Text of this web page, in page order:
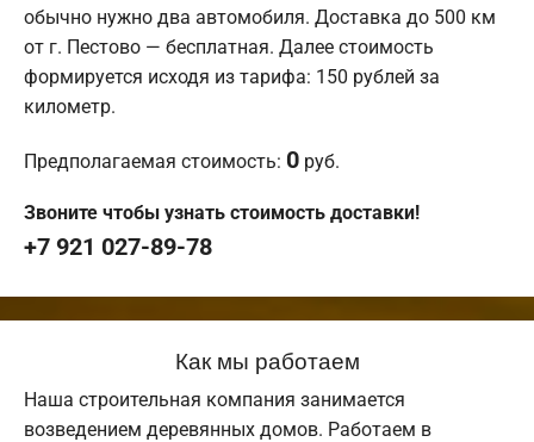
обычно нужно два автомобиля. Доставка до 500 км
от г. Пестово — бесплатная. Далее стоимость
формируется исходя из тарифа: 150 рублей за
километр.
Предполагаемая стоимость: 0 руб.
Звоните чтобы узнать стоимость доставки!
+7 921 027-89-78
Как мы работаем
Наша строительная компания занимается
возведением деревянных домов. Работаем в